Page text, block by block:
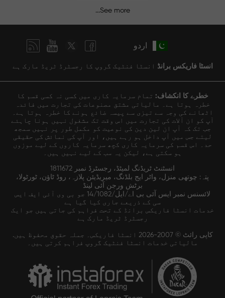
See more...
اردو
انسٹا فاریکس برانڈ انسٹا فنٹیک گروپ کا رجسٹرڈ ٹریڈ مارک ہے
خطرے کا انکشاف: تمام سرمایہ کاری میں کسی نہ کسی قسم کا
خطرہ ہوتا ہے۔ مالیاتی مشتق مصنوعات کی تجارت میں فائدہ
اٹھانے کی وجہ سے تیزی سے پیسہ ضائع ہونے کا خطرہ ہوتا ہے۔
آپ کو ان آلات کی تجارت میں اس وقت تک مشغول نہیں ہونا چاہئے
جب تک کہ آپ ان لین دین کی نوعیت کو مکمل طور پر نہیں سمجھ
لیتے جس میں آپ داخل ہو رہے ہیں، اور آپ کی نمائش کی حقیقی
حد۔ اس قسم کی سرمایہ کاری کچھ سرمایہ کاروں کے لیے موزوں
ہو سکتی ہے، لیکن یہ سب کے لیے نہیں ہیں۔
انسٹنٹ ٹریڈنگ لمیٹڈ، رجسٹرڈ نمبر 1811672
پتہ: چوتھی منزل، واٹر ایج بلڈنگ، میریڈیئن پلازہ، روڈ ٹاؤن، ٹورٹولا،
برٹش ورجن آئی لینڈ
لائسنس نمبر ایس آئی بی اے/ایل/14/1082 جو بی وی آئی ایف ایس
سی کے ذریعے جاری کیا گیا ہے
خدمات انسٹا فاریکس برانڈ کے تحت فراہم کی جاتی ہیں جو ایک
رجسٹرڈ ٹریڈ مارک ہے
کاپی رائٹ © 2007-2026 انسٹا فاریکس۔ جملہ حقوق محفوظ ہیں.
مالیاتی خدمات انسٹا فنٹیک گروپ فراہم کرتی ہیں۔